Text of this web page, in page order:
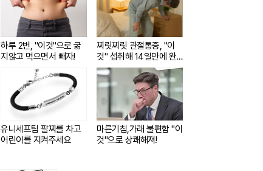
하루 2번, "이것"으로 굶
지않고 먹으면서 빼자!
찌릿찌릿 관절통증, "이
것" 섭취해 14일만에 완
화
유니세프팀 팔찌를 차고
어린이를 지켜주세요
마른기침,가래 불편함 "이
것"으로 상쾌해져!